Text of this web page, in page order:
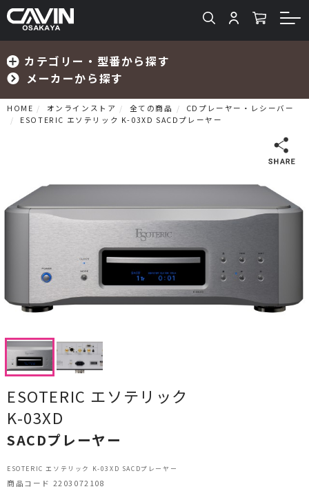
カテゴリー・型番から探す
メーカーから探す
検索
プリメインアンプ
ネットワークプレーヤー・D/Aコンバーター
フォノイコライザー・MCトランス
スピーカー
オーディオアクセサリー
HOME オンラインストア 全ての商品
CDプレーヤー・レシーバー
ESOTERIC エソテリック K-03XD SACDプレーヤー
ESOTERIC エソテリック
K-03XD
SACDプレーヤー
ESOTERIC エソテリック K-03XD SACDプレーヤー
商品コード 2203072108